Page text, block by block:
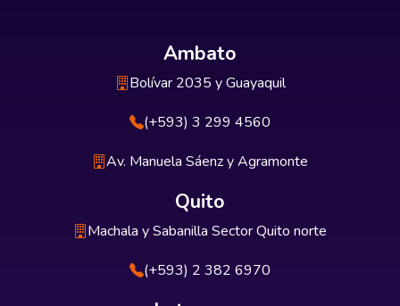
Ambato
Bolívar 2035 y Guayaquil
(+593) 3 299 4560
Av. Manuela Sáenz y Agramonte
Quito
Machala y Sabanilla Sector Quito norte
(+593) 2 382 6970